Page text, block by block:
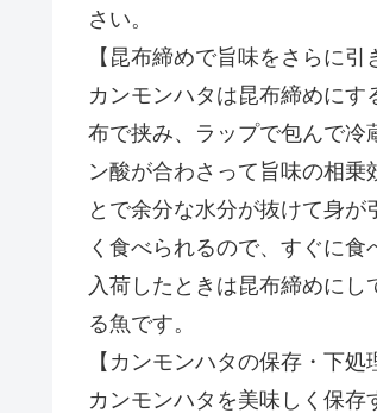
さい。
【昆布締めで旨味をさらに引
カンモンハタは昆布締めに
布で挟み、ラップで包んで冷
ン酸が合わさって旨味の相乗
とで余分な水分が抜けて身
く食べられるので、すぐに
入荷したときは昆布締めに
る魚です。
【カンモンハタの保存・下処
カンモンハタを美味しく保